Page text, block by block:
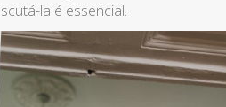
la é essencial.